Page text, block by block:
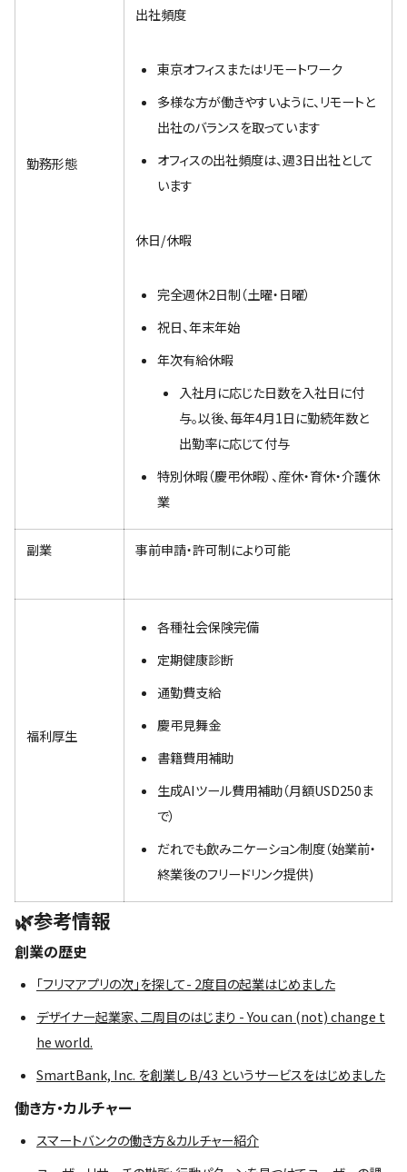
勤務形態
出社頻度
東京オフィスまたはリモートワーク
多様な方が働きやすいように、リモートと
出社のバランスを取っています
オフィスの出社頻度は、週3日出社として
います
休日/休暇
完全週休2日制（土曜・日曜）
祝日、年末年始
年次有給休暇
入社月に応じた日数を入社日に付
与。以後、毎年4月1日に勤続年数と
出勤率に応じて付与
特別休暇（慶弔休暇）、産休・育休・介護休
業
副業 事前申請・許可制により可能
福利厚生
各種社会保険完備
定期健康診断
通勤費支給
慶弔見舞金
書籍費用補助
生成AIツール費用補助（月額USD250ま
で）
だれでも飲みニケーション制度（始業前・
終業後のフリードリンク提供)
🌿参考情報
創業の歴史
「フリマアプリの次」を探して- 2度目の起業はじめました
デザイナー起業家、二周目のはじまり - You can (not) change t
he world.
SmartBank, Inc. を創業し B/43 というサービスをはじめました
働き方・カルチャー
スマートバンクの働き方＆カルチャー紹介